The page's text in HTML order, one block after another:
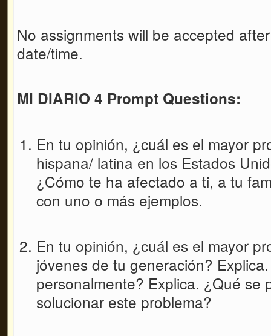
No assignments will be accepted
date/time.
MI DIARIO 4 Prompt Questions:
En tu opinión, ¿cuál es el mayor
hispana/ latina en los Estados
¿Cómo te ha afectado a ti, a tu
con uno o más ejemplos.
En tu opinión, ¿cuál es el mayor
jóvenes de tu generación?
personalmente? Explica. ¿Qué se
solucionar este problema?